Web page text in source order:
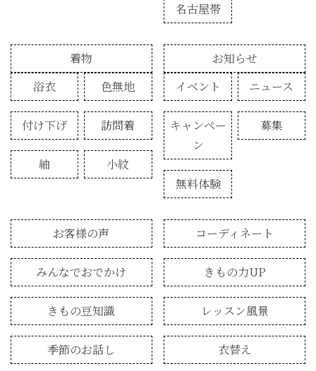
名古屋帯
着物
浴衣
色無地
付け下げ 訪問着
紬 小紋
お知らせ
イベント
ニュース
キャンペー
ン
募集
無料体験
お客様の声 コーディネート
みんなでおでかけ きもの力UP
きもの豆知識 レッスン風景
季節のお話し 衣替え